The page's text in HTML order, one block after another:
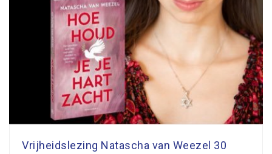
Vrijheidslezing Natascha van Weezel 30